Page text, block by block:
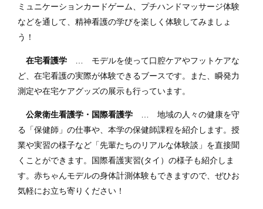
ミュニケーションカードゲーム、プチハンドマッサージ体験
などを通して、精神看護の学びを楽しく体験してみましょ
う！
在宅看護学 … モデルを使って口腔ケアやフットケアな
ど、在宅看護の実際が体験できるブースです。また、瞬発力
測定や在宅ケアグッズの展示も行っています。
公衆衛生看護学・国際看護学 … 地域の人々の健康を守
る「保健師」の仕事や、本学の保健師課程を紹介します。授
業や実習の様子など「先輩たちのリアルな体験談」を直接聞
くことができます。国際看護実習(タイ）の様子も紹介しま
す。赤ちゃんモデルの身体計測体験もできますので、ぜひお
気軽にお立ち寄りください！